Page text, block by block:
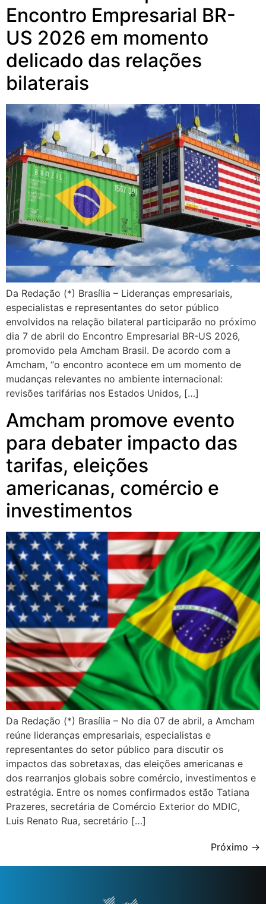
Encontro Empresarial BR-
US 2026 em momento
delicado das relações
bilaterais
Da Redação (*) Brasília – Lideranças empresariais,
especialistas e representantes do setor público
envolvidos na relação bilateral participarão no próximo
dia 7 de abril do Encontro Empresarial BR-US 2026,
promovido pela Amcham Brasil. De acordo com a
Amcham, “o encontro acontece em um momento de
mudanças relevantes no ambiente internacional:
revisões tarifárias nos Estados Unidos, […]
Amcham promove evento
para debater impacto das
tarifas, eleições
americanas, comércio e
investimentos
Da Redação (*) Brasília – No dia 07 de abril, a Amcham
reúne lideranças empresariais, especialistas e
representantes do setor público para discutir os
impactos das sobretaxas, das eleições americanas e
dos rearranjos globais sobre comércio, investimentos e
estratégia. Entre os nomes confirmados estão Tatiana
Prazeres, secretária de Comércio Exterior do MDIC,
Luis Renato Rua, secretário […]
Próximo →